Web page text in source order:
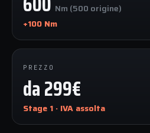
Nm (500 origine)
+100 Nm
PREZZO
da 299€
Stage 1 · IVA assolta